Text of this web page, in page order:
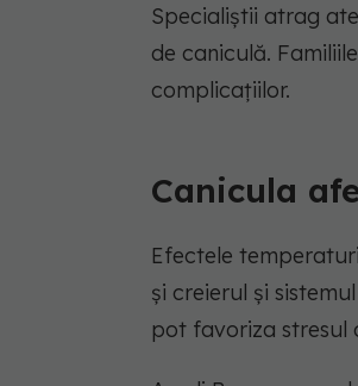
Specialiștii atrag
de caniculă.
complicațiilor.
Canicula
Efectele
și creierul și
pot favoriza stresul